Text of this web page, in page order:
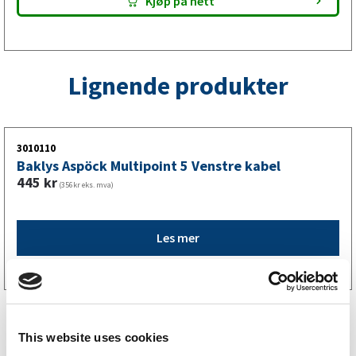
This website uses cookies
Lignende produkter
3010110
Baklys Aspöck Multipoint 5 Venstre kabel
445 kr (356kr eks. mva)
Les mer